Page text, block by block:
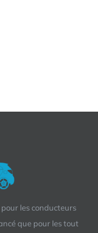
les conducteurs
que pour les tout